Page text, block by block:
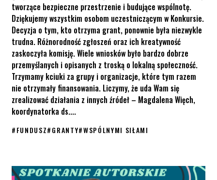
tworzące bezpieczne przestrzenie i budujące wspólnotę.
Dziękujemy wszystkim osobom uczestniczącym w Konkursie.
Decyzja o tym, kto otrzyma grant, ponownie była niezwykle
trudna. Różnorodność zgłoszeń oraz ich kreatywność
zaskoczyła komisję. Wiele wniosków było bardzo dobrze
przemyślanych i opisanych z troską o lokalną społeczność.
Trzymamy kciuki za grupy i organizacje, które tym razem
nie otrzymały finansowania. Liczymy, że uda Wam się
zrealizować działania z innych źródeł – Magdalena Więch,
koordynatorka ds....
#FUNDUSZ#GRANTY#WSPÓLNYMI SIŁAMI